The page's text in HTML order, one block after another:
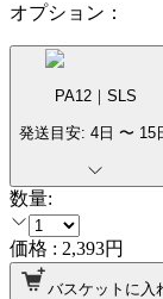
オプション：
PA12｜SLS
発送目安: 4 日 〜 15
数量:
価格 : 2,393円
バスケットに入